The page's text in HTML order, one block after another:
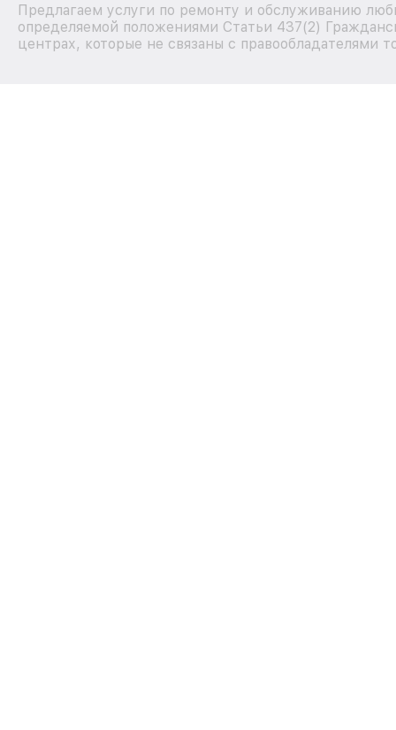
Предлагаем услуги по ремонту и обслуживанию
определяемой положениями Статьи 437(2)
центрах, которые не связаны с правообладателями